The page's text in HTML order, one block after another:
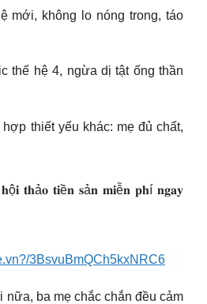
mới, không lo nóng trong, táo
thế hệ 4, ngừa dị tật ống thần
thiết yếu khác: mẹ đủ chất,
𝐭𝐡ả𝐨 𝐭𝐢ề𝐧 𝐬ả𝐧 𝐦𝐢ễ𝐧 𝐩𝐡í 𝐧𝐠𝐚𝐲
3BsvuBmQCh5kxNRC6
nữa, ba mẹ chắc chắn đều cảm